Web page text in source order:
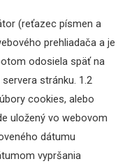
(reťazec písmen a
prehliadača a je
odosiela späť na
stránku. 1.2
cookies, alebo
uložený vo webovom
dátumu
vypršania